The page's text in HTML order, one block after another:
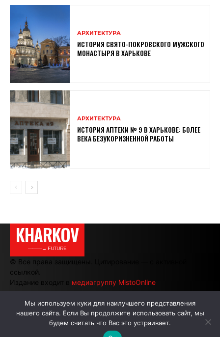
АРХИТЕКТУРА
ИСТОРИЯ СВЯТО-ПОКРОВСКОГО МУЖСКОГО
МОНАСТЫРЯ В ХАРЬКОВЕ
АРХИТЕКТУРА
ИСТОРИЯ АПТЕКИ № 9 В ХАРЬКОВЕ: БОЛЕЕ
ВЕКА БЕЗУКОРИЗНЕННОЙ РАБОТЫ
KHARKOV
———→ FUTURE
© Все права защищены. Цитирование — с активной
ссылкой.
Издание входит в медиагруппу MistoOnline
АВТОРЫ РЕКЛАМА НА САЙТЕ
Мы используем куки для наилучшего представления
нашего сайта. Если Вы продолжите использовать сайт, мы
будем считать что Вас это устраивает.